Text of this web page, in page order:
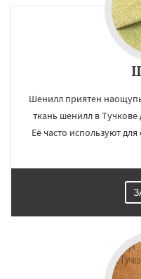
регионам
Шенилл приятен
ткань шенилл в
Её часто используют
УЗНАТЬ